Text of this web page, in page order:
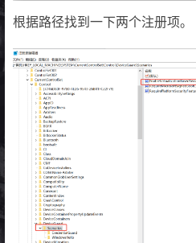
根据路径找到一下两个注册项。